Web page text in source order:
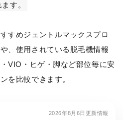
す。
すめジェントルマックスプロ
、使用されている脱毛機情報
VIO・ヒゲ・脚など部位毎に安
を比較できます。
2026年8月6日更新情報